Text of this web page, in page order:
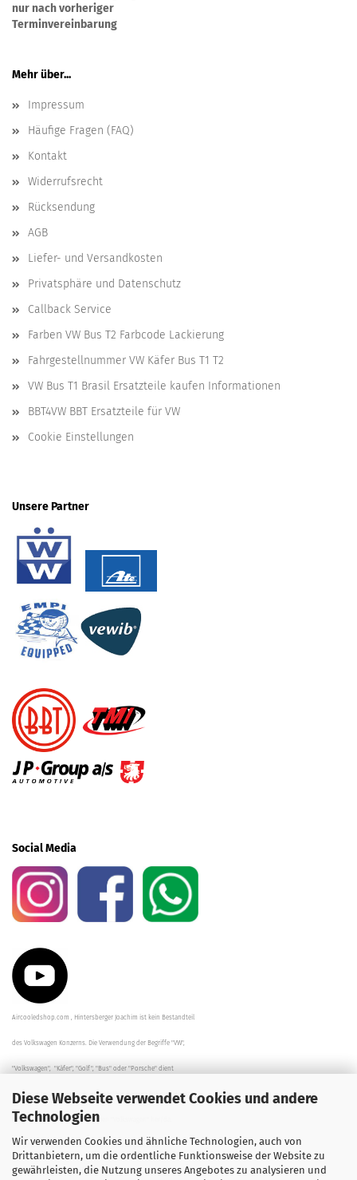
Diese Webseite verwendet Cookies und andere
Technologien
Wir verwenden Cookies und ähnliche Technologien, auch von
Drittanbietern, um die ordentliche Funktionsweise der Website zu
gewährleisten, die Nutzung unseres Angebotes zu analysieren und
nur nach vorheriger
Terminvereinbarung
Mehr über...
Impressum
Häufige Fragen (FAQ)
Kontakt
Widerrufsrecht
Rücksendung
AGB
Liefer- und Versandkosten
Privatsphäre und Datenschutz
Callback Service
Farben VW Bus T2 Farbcode Lackierung
Fahrgestellnummer VW Käfer Bus T1 T2
VW Bus T1 Brasil Ersatzteile kaufen Informationen
BBT4VW BBT Ersatzteile für VW
Cookie Einstellungen
Unsere Partner
Social Media
Aircooledshop.com , Hintersberger Joachim ist kein Bestandteil
des Volkswagen Konzerns. Die Verwendung der Begriffe "VW",
"Volkswagen", "Käfer", "Golf", "Bus" oder "Porsche" dient
der Beschreibung der Teile und stellt in keinem Fall eine direkte
Verbindung zu dem Unternehmen "Volkswagen" her/da.
Die Beschreibungen, Zeichnungen und Angaben zur
Verwendung sind sorgfältig überprüft worden.